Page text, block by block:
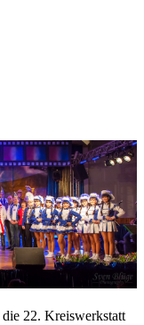
22. Kreiswerkstatt